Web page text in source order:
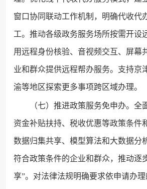
窗口协同联动工作机制，明确代收代
工。推动各级政务服务场所按需开设
用远程身份核验、音视频交互、屏幕
业和群众提供远程帮办服务。支持京
渝等地区探索更多事项跨区域办理。
（七）推进政策服务免申办。全
资金补贴扶持、税收优惠等政策条件
数据归集共享、模型算法和大数据分
符合政策条件的企业和群众，推动逐
享”。对法律法规明确要求依申请办